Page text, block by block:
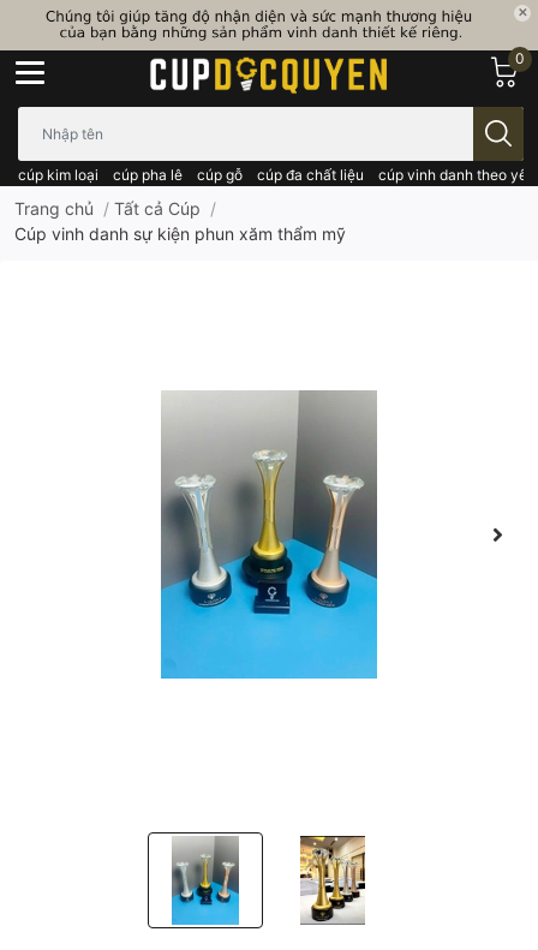
cúp kim loại cúp pha lê cúp gỗ cúp đa chất liệu cúp vinh danh theo
0
Trang chủ / Tất cả Cúp /
Cúp vinh danh sự kiện phun xăm thẩm mỹ
Cúp vinh danh sự kiện phun xăm thẩm mỹ
Cúp vinh danh sự kiện phun